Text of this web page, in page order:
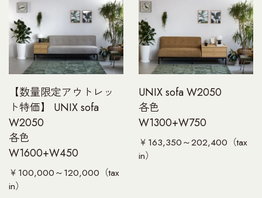
【数量限定アウトレッ
ト特価】 UNIX sofa
W2050
各色
W1600+W450
￥100,000～120,000（tax
in）
UNIX sofa W2050
各色
W1300+W750
￥163,350～202,400（tax
in）